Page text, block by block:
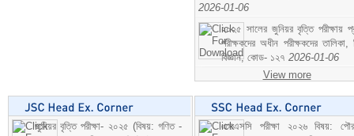
2026-01-06
২০২৫ সালের জুনিয়র বৃত্তি পরীক্ষায়
পরীক্ষকদের অধীন পরীক্ষকদের তালিকা,
বিজ্ঞান; কোড- ১২৭ 2026-01-06
View more
জুনিয়র বৃত্তি পরীক্ষা- ২০২৫ (বিষয়: গণিত -
এসএসসি পরীক্ষা ২০২৬ বিষয়: